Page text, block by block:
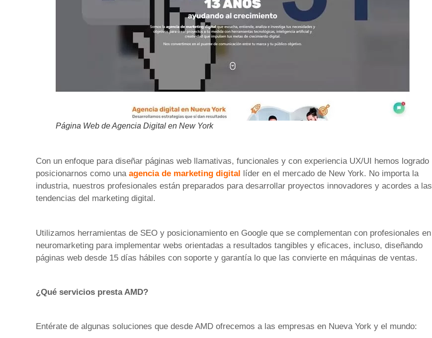
Página Web de Agencia Digital en New York
Con un enfoque para diseñar páginas web llamativas, funcionales y con experiencia UX/UI hemos logrado
posicionarnos como una agencia de marketing digital líder en el mercado de New York. No importa la
industria, nuestros profesionales están preparados para desarrollar proyectos innovadores y acordes a las
tendencias del marketing digital.
Utilizamos herramientas de SEO y posicionamiento en Google que se complementan con profesionales en
neuromarketing para implementar webs orientadas a resultados tangibles y eficaces, incluso, diseñando
páginas web desde 15 días hábiles con soporte y garantía lo que las convierte en máquinas de ventas.
¿Qué servicios presta AMD?
Entérate de algunas soluciones que desde AMD ofrecemos a las empresas en Nueva York y el mundo: